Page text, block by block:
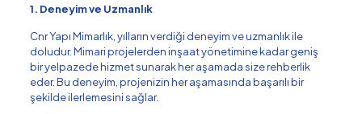
1. Deneyim ve Uzmanlık
Cnr Yapı Mimarlık, yılların verdiği deneyim ve uzmanlık ile
doludur. Mimari projelerden inşaat yönetimine kadar geniş
bir yelpazede hizmet sunarak her aşamada size rehberlik
eder. Bu deneyim, projenizin her aşamasında başarılı bir
şekilde ilerlemesini sağlar.